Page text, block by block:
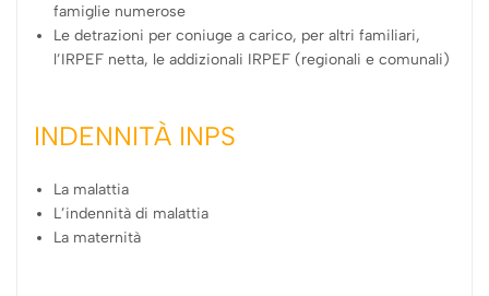
famiglie numerose
Le detrazioni per coniuge a carico, per altri familiari,
l’IRPEF netta, le addizionali IRPEF (regionali e comunali)
INDENNITÀ INPS
La malattia
L’indennità di malattia
La maternità